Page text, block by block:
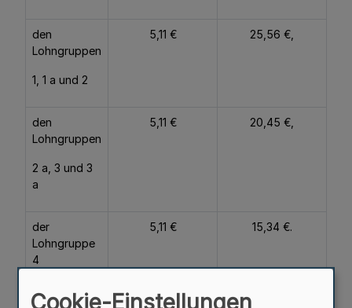
den
Lohngruppen
1, 1 a und 2
5,11 € 25,56 €,
den
Lohngruppen
2 a, 3 und 3
a
5,11 € 20,45 €,
der
Lohngruppe
4
5,11 € 15,34 €.
Cookie-Einstellungen